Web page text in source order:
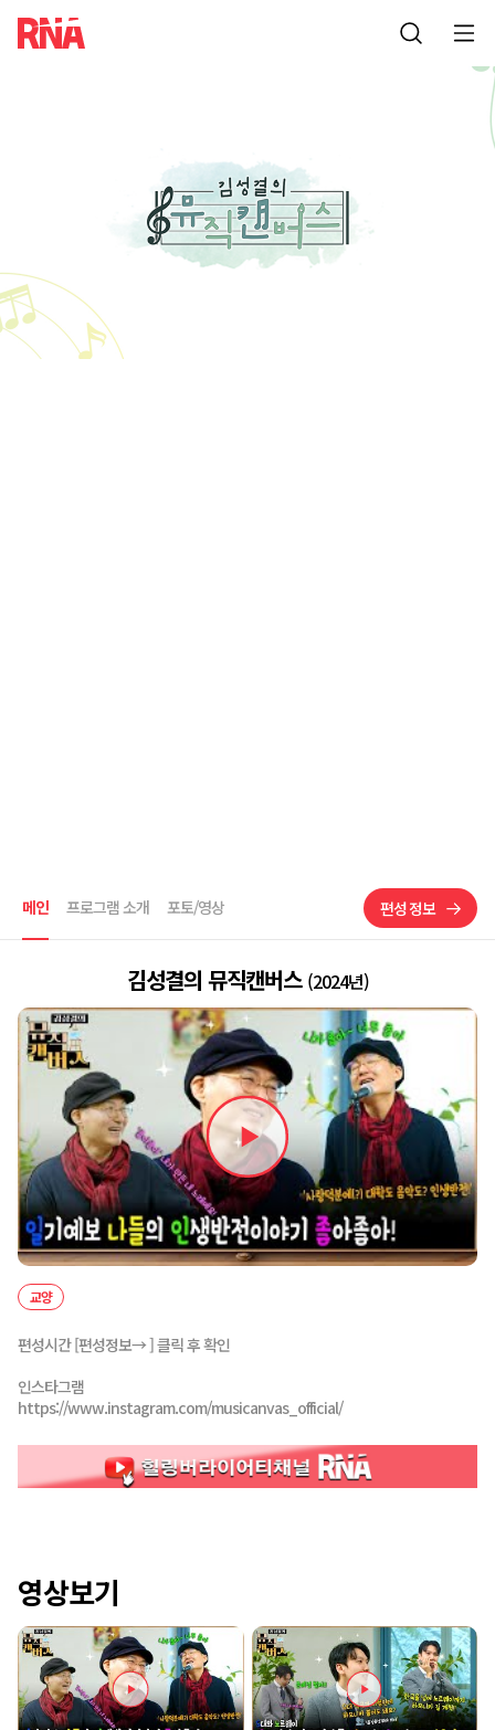
메인 프로그램 소개 포토/영상 편성 정보
김성결의 뮤직캔버스 (2024년)
교양
편성시간 [편성정보→ ] 클릭 후 확인
인스타그램
https://www.instagram.com/musicanvas_official/
영상보기